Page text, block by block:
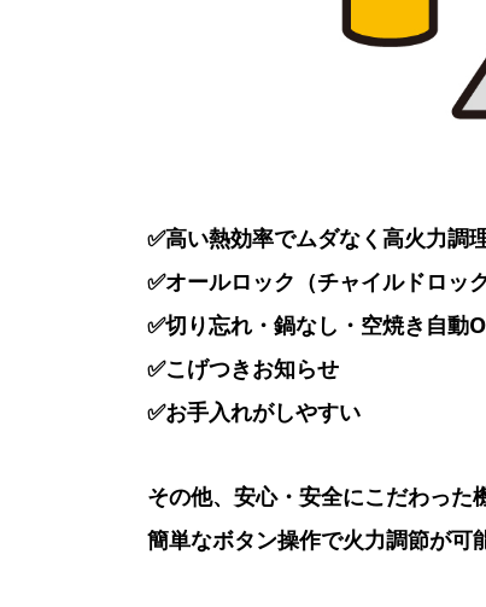
✅高い熱効率でムダなく高火力調
✅オールロック（チャイルドロッ
✅切り忘れ・鍋なし・空焼き自動
✅こげつきお知らせ
✅お手入れがしやすい
その他、安心・安全にこだわった
簡単なボタン操作で火力調節が可